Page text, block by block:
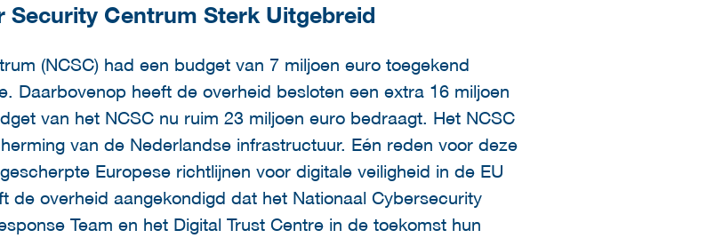
Security Centrum Sterk Uitgebreid
(NCSC) had een budget van 7 miljoen euro toegekend
Daarbovenop heeft de overheid besloten een extra 16 miljoen
van het NCSC nu ruim 23 miljoen euro bedraagt. Het NCSC
van de Nederlandse infrastructuur. Eén reden voor deze
Europese richtlijnen voor digitale veiligheid in de EU
de overheid aangekondigd dat het Nationaal Cybersecurity
Team en het Digital Trust Centre in de toekomst hun